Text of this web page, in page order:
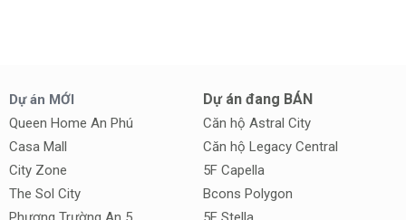
Dự án MỚI
Queen Home An Phú
Casa Mall
City Zone
The Sol City
Dự án đang BÁN
Căn hộ Astral City
Căn hộ Legacy Central
5F Capella
Bcons Polygon